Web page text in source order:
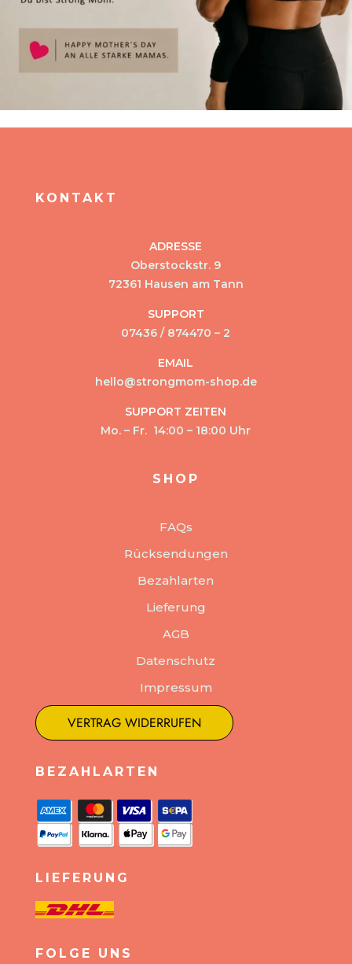
KONTAKT
ADRESSE
Oberstockstr. 9
72361 Hausen am Tann
SUPPORT
07436 / 874470 – 2
EMAIL
hello@strongmom-shop.de
SUPPORT ZEITEN
Mo. – Fr. 14:00 – 18:00 Uhr
SHOP
FAQs
Rücksendungen
Bezahlarten
Lieferung
AGB
Datenschutz
Impressum
VERTRAG WIDERRUFEN
BEZAHLARTEN
LIEFERUNG
FOLGE UNS